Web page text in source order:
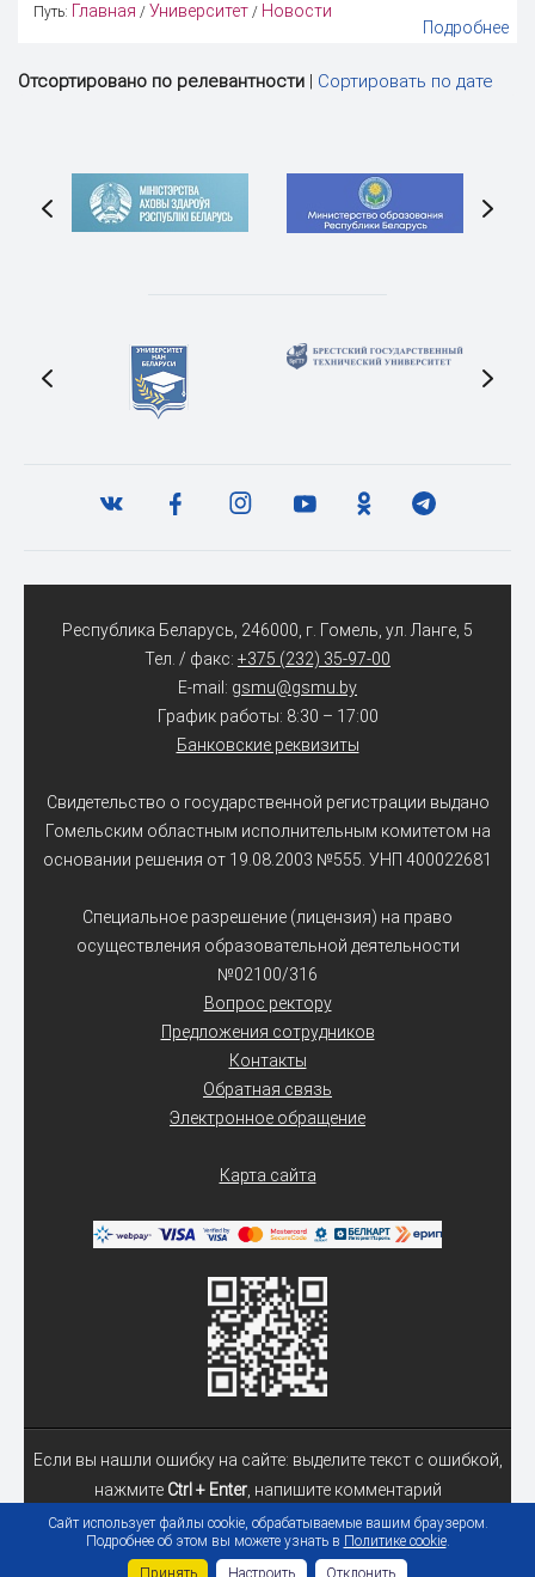
Путь: Главная / Университет / Новости
Подробнее
Отсортировано по релевантности Сортировать по дате
Республика Беларусь, 246000, г. Гомель, ул. Ланге, 5
Тел. / факс: +375 (232) 35-97-00
E-mail: gsmu@gsmu.by
График работы: 8:30 – 17:00
Банковские реквизиты
Свидетельство о государственной регистрации выдано
Гомельским областным исполнительным комитетом на
основании решения от 19.08.2003 №555. УНП 400022681
Специальное разрешение (лицензия) на право
осуществления образовательной деятельности
№02100/316
Вопрос ректору
Предложения сотрудников
Контакты
Обратная связь
Электронное обращение
Карта сайта
Если вы нашли ошибку на сайте: выделите текст с ошибкой,
нажмите Ctrl + Enter, напишите комментарий
© 2026 Учреждение образования «Гомельский государственный
Сайт использует файлы cookie, обрабатываемые вашим браузером.
Подробнее об этом вы можете узнать в Политике cookie.
Принять
Настроить Отклонить